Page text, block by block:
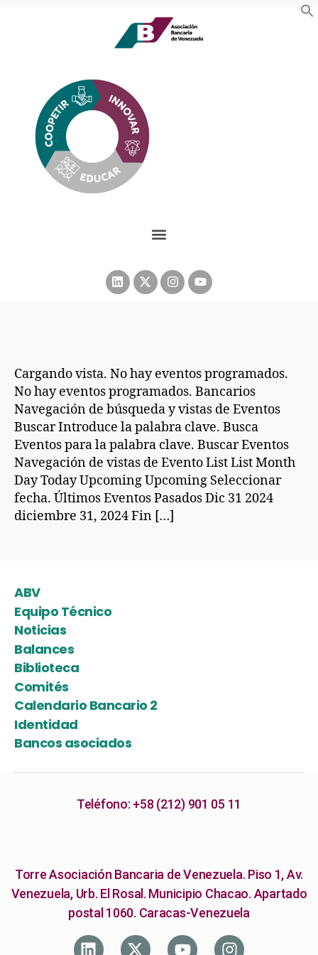
Cargando vista. No hay eventos programados.
No hay eventos programados. Bancarios
Navegación de búsqueda y vistas de Eventos
Buscar Introduce la palabra clave. Busca
Eventos para la palabra clave. Buscar Eventos
Navegación de vistas de Evento List List Month
Day Today Upcoming Upcoming Seleccionar
fecha. Últimos Eventos Pasados Dic 31 2024
diciembre 31, 2024 Fin […]
ABV
Equipo Técnico
Noticias
Balances
Biblioteca
Comités
Calendario Bancario 2
Identidad
Bancos asociados
Teléfono: +58 (212) 901 05 11
Torre Asociación Bancaria de Venezuela. Piso 1, Av.
Venezuela, Urb. El Rosal. Municipio Chacao. Apartado
postal 1060. Caracas-Venezuela